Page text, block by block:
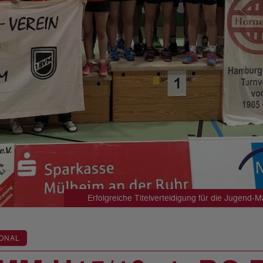
Erfolgreiche Titelverteidigung für die Jugend-